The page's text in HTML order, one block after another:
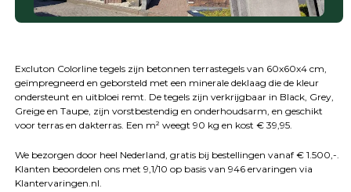
Excluton Colorline tegels zijn betonnen terrastegels van 60x60x4 cm,
geïmpregneerd en geborsteld met een minerale deklaag die de kleur
ondersteunt en uitbloei remt. De tegels zijn verkrijgbaar in Black, Grey,
Greige en Taupe, zijn vorstbestendig en onderhoudsarm, en geschikt
voor terras en dakterras. Een m² weegt 90 kg en kost € 39,95.
We bezorgen door heel Nederland, gratis bij bestellingen vanaf € 1.500,-.
Klanten beoordelen ons met 9,1/10 op basis van 946 ervaringen via
Klantervaringen.nl.